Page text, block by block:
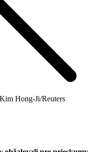
Hong-Ji/Reuters